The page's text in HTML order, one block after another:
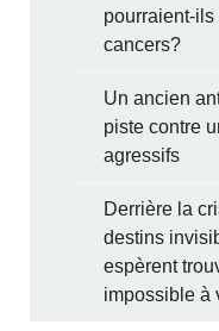
pourraient-
cancers?
Un ancien
piste contre
agressifs
Derrière la
destins
espèrent
impossible à